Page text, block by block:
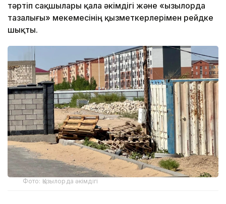
тәртіп сақшылары қала әкімдігі және «Қызылорда
тазалығы» мекемесінің қызметкерлерімен рейдке
шықты.
Фото: Қызылорда әкімдігі